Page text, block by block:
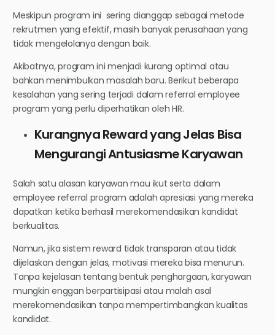
Meskipun program ini sering dianggap sebagai metode
rekrutmen yang efektif, masih banyak perusahaan yang
tidak mengelolanya dengan baik.
Akibatnya, program ini menjadi kurang optimal atau
bahkan menimbulkan masalah baru. Berikut beberapa
kesalahan yang sering terjadi dalam referral employee
program yang perlu diperhatikan oleh HR.
Kurangnya Reward yang Jelas Bisa
Mengurangi Antusiasme Karyawan
Salah satu alasan karyawan mau ikut serta dalam
employee referral program adalah apresiasi yang mereka
dapatkan ketika berhasil merekomendasikan kandidat
berkualitas.
Namun, jika sistem reward tidak transparan atau tidak
dijelaskan dengan jelas, motivasi mereka bisa menurun.
Tanpa kejelasan tentang bentuk penghargaan, karyawan
mungkin enggan berpartisipasi atau malah asal
merekomendasikan tanpa mempertimbangkan kualitas
kandidat.